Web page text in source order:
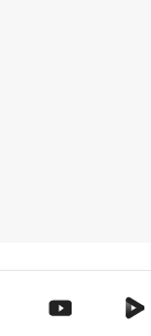
텐아시아 유튜브
텐